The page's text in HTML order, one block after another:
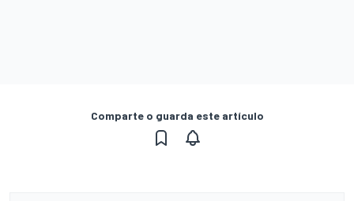
Comparte o guarda este artículo